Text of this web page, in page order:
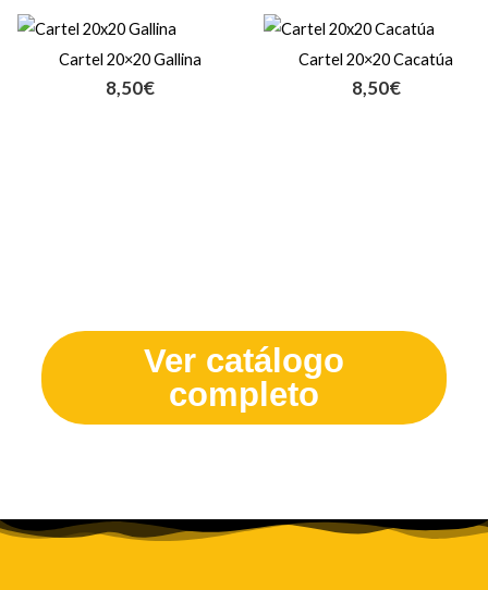
Cartel 20×20 Gallina
8,50€
Cartel 20×20 Cacatúa
8,50€
Ver catálogo
completo